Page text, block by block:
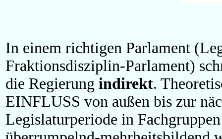
In einem richtigen Parlament
Fraktionsdisziplin-Parlament)
die Regierung indirekt.
EINFLUSS von außen bis zur
Legislaturperiode in